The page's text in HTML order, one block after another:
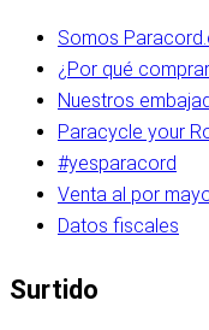
Somos
¿Por qué
Nuestros
Paracycle your
#yesparacord
Venta al por
Datos fiscales
Surtido